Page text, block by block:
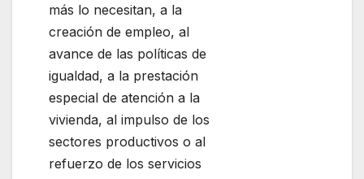
más lo necesitan, a la
creación de empleo, al
avance de las políticas de
igualdad, a la prestación
especial de atención a la
vivienda, al impulso de los
sectores productivos o al
refuerzo de los servicios